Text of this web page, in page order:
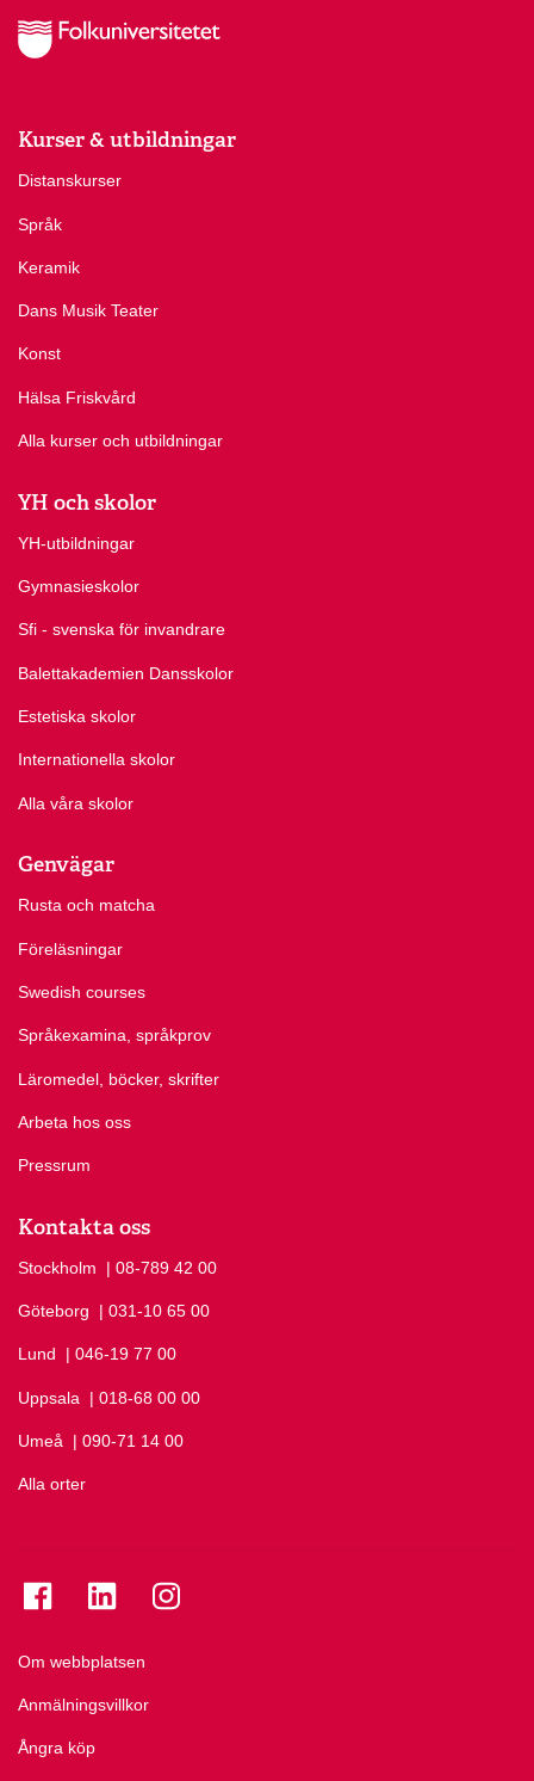
Kurser & utbildningar
Distanskurser
Språk
Keramik
Dans Musik Teater
Konst
Hälsa Friskvård
Alla kurser och utbildningar
YH och skolor
YH-utbildningar
Gymnasieskolor
Sfi - svenska för invandrare
Balettakademien Dansskolor
Estetiska skolor
Internationella skolor
Alla våra skolor
Genvägar
Rusta och matcha
Föreläsningar
Swedish courses
Språkexamina, språkprov
Läromedel, böcker, skrifter
Arbeta hos oss
Pressrum
Kontakta oss
Stockholm Ring Stockholm på
| 08-789 42 00
Göteborg Ring Göteborg på
| 031-10 65 00
Lund Ring Lund på
| 046-19 77 00
Uppsala Ring Uppsala på
| 018-68 00 00
Umeå Ring Umeå på
| 090-71 14 00
Alla orter
Om webbplatsen
Anmälningsvillkor
Ångra köp
Se folkuniversitetet på Facebook
Se folkuniversitetet på LinkedIn